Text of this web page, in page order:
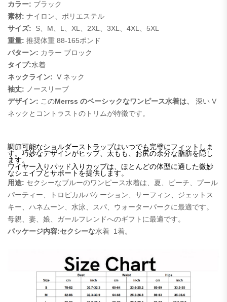
カラー: ブラック
素材: ナイロン、ポリエステル
サイズ: S、M、L、XL、2XL、3XL、4XL、5XL
重量: 推奨体重 88-165ポンド
パターン: カラー ブロック
タイプ:水着
ネックライン: V ネック
袖丈: ノースリーブ
デザイン: このMerrss のベーシックなワンピース水着は、
深い V
ネックとコントラストのトリムが特徴です。
調節可能なショルダーストラップはいつでも完璧にフィットしま
す。巧妙なデザインがヒップ、太もも、お尻の余分な脂肪を隠し
ます。
ワイヤー入りパッド入りカップは、ほとんどの体型に適した微妙
なシェイプとサポートを提供します。
用途: セクシーなブルーのワンピース水着は、夏、ビーチ、プール
パーティー、トロピカルバケーション、サーフィン、ジェットス
キー、ハネムーン、水泳、スパ、ウォーターパークに最適です。
母親、妻、娘、ガールフレンドへのギフトに最適です。
パッケージ内容:セクシーな水着 1着。